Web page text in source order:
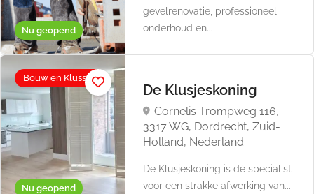
Nu geopend
gevelrenovatie, professioneel
onderhoud en...
Nu geopend
Bouw en Klussen
De Klusjeskoning
Cornelis Trompweg 116,
3317 WG, Dordrecht, Zuid-
Holland, Nederland
De Klusjeskoning is dé specialist
voor een strakke afwerking van...